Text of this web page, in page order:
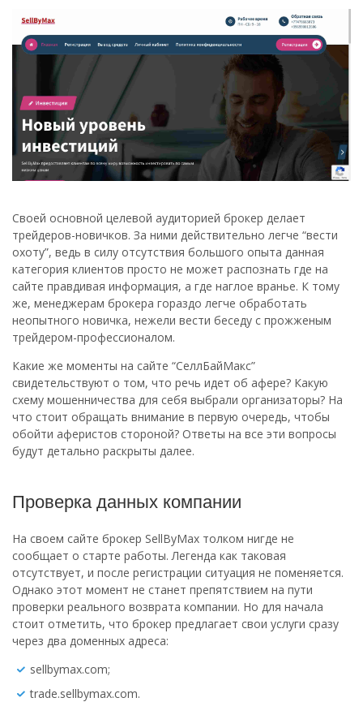
Своей основной целевой аудиторией брокер делает
трейдеров-новичков. За ними действительно легче “вести
охоту”, ведь в силу отсутствия большого опыта данная
категория клиентов просто не может распознать где на
сайте правдивая информация, а где наглое вранье. К тому
же, менеджерам брокера гораздо легче обработать
неопытного новичка, нежели вести беседу с прожженым
трейдером-профессионалом.
Какие же моменты на сайте “СеллБайМакс”
свидетельствуют о том, что речь идет об афере? Какую
схему мошенничества для себя выбрали организаторы? На
что стоит обращать внимание в первую очередь, чтобы
обойти аферистов стороной? Ответы на все эти вопросы
будут детально раскрыты далее.
Проверка данных компании
На своем сайте брокер SellByMax толком нигде не
сообщает о старте работы. Легенда как таковая
отсутствует, и после регистрации ситуация не поменяется.
Однако этот момент не станет препятствием на пути
проверки реального возврата компании. Но для начала
стоит отметить, что брокер предлагает свои услуги сразу
через два доменных адреса:
sellbymax.com;
trade.sellbymax.com.